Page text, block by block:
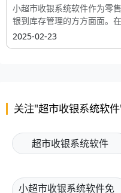
小超市收银系统软件作为零
银到库存管理的方方面面。
2025-02-23
关注"超市收银系统软
超市收银系统软件
小超市收银系统软件免